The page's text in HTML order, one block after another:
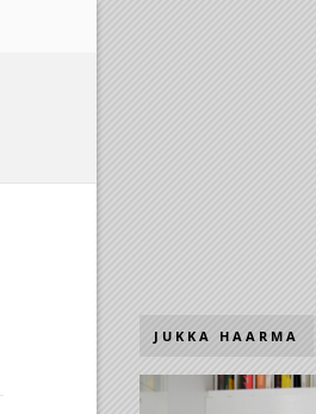
JUKKA HAARMA